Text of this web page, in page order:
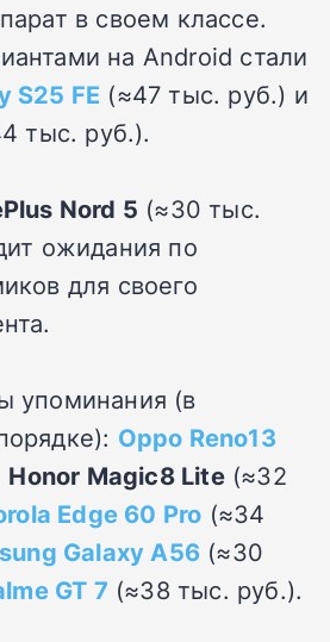
в своем классе.
на Android стали
S25 FE (≈47 тыс. руб.) и
тыс. руб.).
Nord 5 (≈30 тыс.
ожидания по
для своего
упоминания (в
Oppo Reno13
Honor Magic8 Lite(≈32
Edge 60 Pro (≈34
Galaxy A56 (≈30
GT 7 (≈38 тыс. руб.).